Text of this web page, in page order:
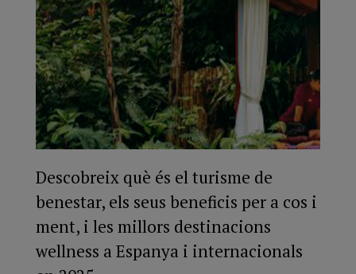
Descobreix què és el turisme de
benestar, els seus beneficis per a cos i
ment, i les millors destinacions
wellness a Espanya i internacionals